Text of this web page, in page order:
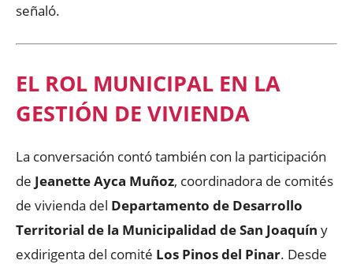
señaló.
EL ROL MUNICIPAL EN LA
GESTIÓN DE VIVIENDA
La conversación contó también con la participación
de Jeanette Ayca Muñoz, coordinadora de comités
de vivienda del Departamento de Desarrollo
Territorial de la Municipalidad de San Joaquín y
exdirigenta del comité Los Pinos del Pinar. Desde